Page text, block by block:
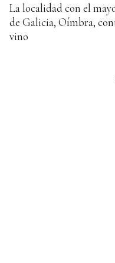
La localidad con el
de Galicia, Oímbra,
vino